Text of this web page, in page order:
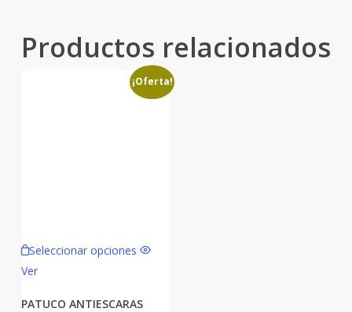
Productos relacionados
¡Oferta!
Seleccionar opciones
producto
múltiples
Ver
PATUCO ANTIESCARAS